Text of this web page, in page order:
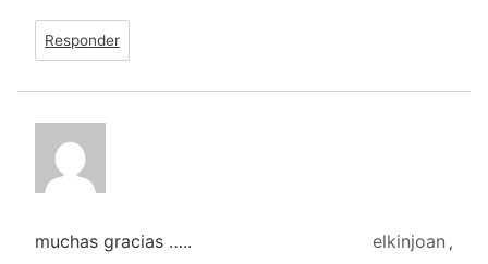
Responder
elkinjoan ,
muchas gracias …..